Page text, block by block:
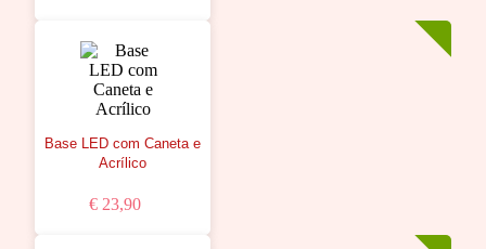
Base LED com Caneta e
Acrílico
€ 23,90